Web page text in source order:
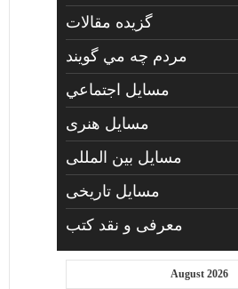
گزیده مقالات
مردم چه مي گويند
مسايل اجتماعي
مسايل هنری
مسایل بین المللی
مسایل تاریخی
معرفی و نقد کتب
August 2026